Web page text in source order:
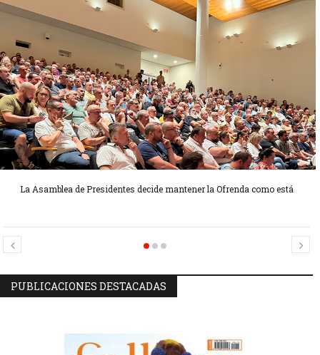
La Asamblea de Presidentes decide mantener la Ofrenda como está
Candidatas Preseleccionadas por el sector Olivereta
Candidatas Preseleccionadas por el sector Sector La Seu-La Xerea-El
PUBLICACIONES DESTACADAS